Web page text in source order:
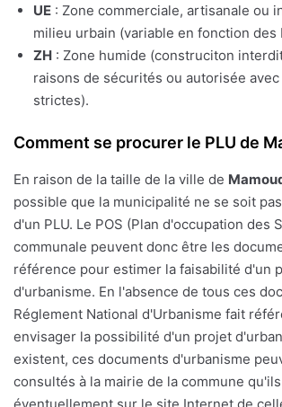
UE : Zone commerciale, artisanale ou
milieu urbain (variable en fonction des
ZH : Zone humide (construciton
raisons de sécurités ou autorisée
strictes).
Comment se procurer le PLU de
En raison de la taille de la ville de
possible que la municipalité ne se soit
d'un PLU. Le POS (Plan d'occupation des
communale peuvent donc être les
référence pour estimer la faisabilité d'un
d'urbanisme. En l'absence de tous ces
Réglement National d'Urbanisme fait
envisager la possibilité d'un projet
existent, ces documents d'urbanisme
consultés à la mairie de la commune
éventuellement sur le site Internet de